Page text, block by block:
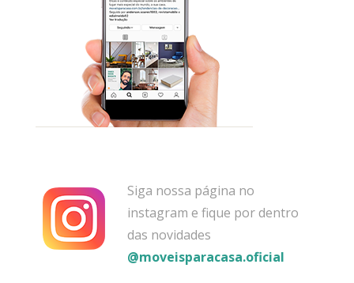
Siga nossa página no
instagram e fique por dentro
das novidades
@moveisparacasa.oficial